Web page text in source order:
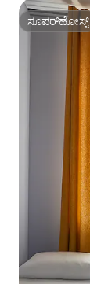
ಸೂಪರ್‌ಹೋಸ್ಟ್
ಸೂಪರ್‌ಹೋಸ್ಟ್